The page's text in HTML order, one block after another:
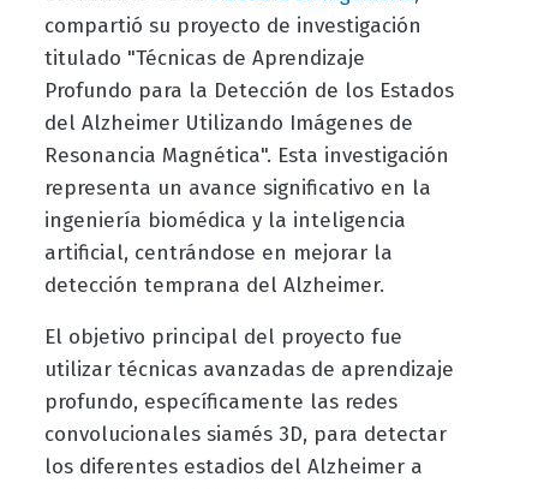
compartió su proyecto de investigación
titulado "Técnicas de Aprendizaje
Profundo para la Detección de los Estados
del Alzheimer Utilizando Imágenes de
Resonancia Magnética". Esta investigación
representa un avance significativo en la
ingeniería biomédica y la inteligencia
artificial, centrándose en mejorar la
detección temprana del Alzheimer.
El objetivo principal del proyecto fue
utilizar técnicas avanzadas de aprendizaje
profundo, específicamente las redes
convolucionales siamés 3D, para detectar
los diferentes estadios del Alzheimer a